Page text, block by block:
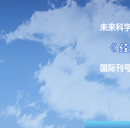
未来科
国际刊